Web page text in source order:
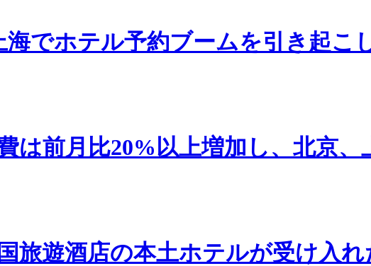
海でホテル予約ブームを引き起こ
は前月比20%以上増加し、北京
旅遊酒店の本土ホテルが受け入